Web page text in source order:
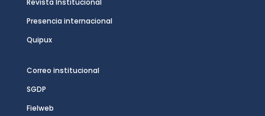
Revista Institucional
Presencia internacional
Quipux
Correo institucional
SGDP
Fielweb